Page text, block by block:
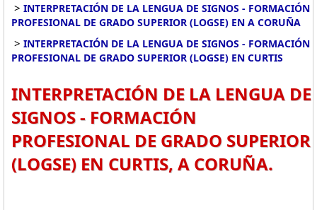
> INTERPRETACIÓN DE LA LENGUA DE SIGNOS - FORMACIÓN
PROFESIONAL DE GRADO SUPERIOR (LOGSE) EN A CORUÑA
> INTERPRETACIÓN DE LA LENGUA DE SIGNOS - FORMACIÓN
PROFESIONAL DE GRADO SUPERIOR (LOGSE) EN CURTIS
INTERPRETACIÓN DE LA LENGUA DE
SIGNOS - FORMACIÓN
PROFESIONAL DE GRADO SUPERIOR
(LOGSE) EN CURTIS, A CORUÑA.